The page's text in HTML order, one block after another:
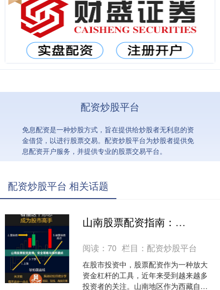
配资炒股平台
免息配资是一种炒股方式，旨在提供给炒股者无利息的资
金借贷，以进行股票交易。配资炒股平台为炒股者提供免
息配资开户服务，并提供专业的股票交易平台。
配资炒股平台 相关话题
山南股票配资指南：安全策略与操作要点
阅读：70 栏目： 配资炒股平台
在股市投资中，股票配资作为一种放大
资金杠杆的工具，近年来受到越来越多
投资者的关注。山南地区作为西藏自治